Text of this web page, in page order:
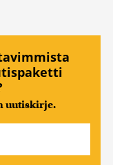
uutiskirje.